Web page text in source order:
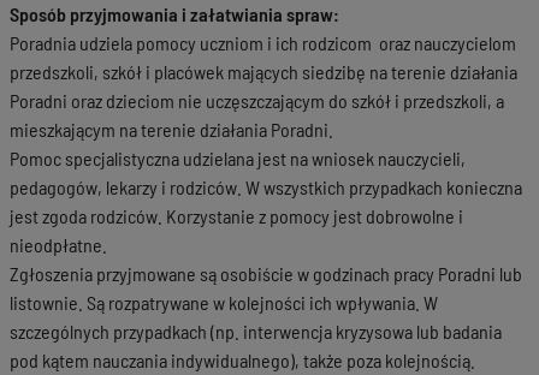
Sposób przyjmowania i załatwiania spraw:
Poradnia udziela pomocy uczniom i ich rodzicom oraz nauczycielom
przedszkoli, szkół i placówek mających siedzibę na terenie działania
Poradni oraz dzieciom nie uczęszczającym do szkół i przedszkoli, a
mieszkającym na terenie działania Poradni.
Pomoc specjalistyczna udzielana jest na wniosek nauczycieli,
pedagogów, lekarzy i rodziców. W wszystkich przypadkach konieczna
jest zgoda rodziców. Korzystanie z pomocy jest dobrowolne i
nieodpłatne.
Zgłoszenia przyjmowane są osobiście w godzinach pracy Poradni lub
listownie. Są rozpatrywane w kolejności ich wpływania. W
szczególnych przypadkach (np. interwencja kryzysowa lub badania
pod kątem nauczania indywidualnego), także poza kolejnością.